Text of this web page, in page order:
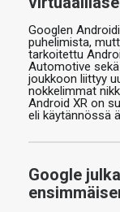
Googlen
puhelimista,
tarkoitettu
Automotive
joukkoon liittyy
nokkelimmat
Android XR on
eli käytännössä
Google